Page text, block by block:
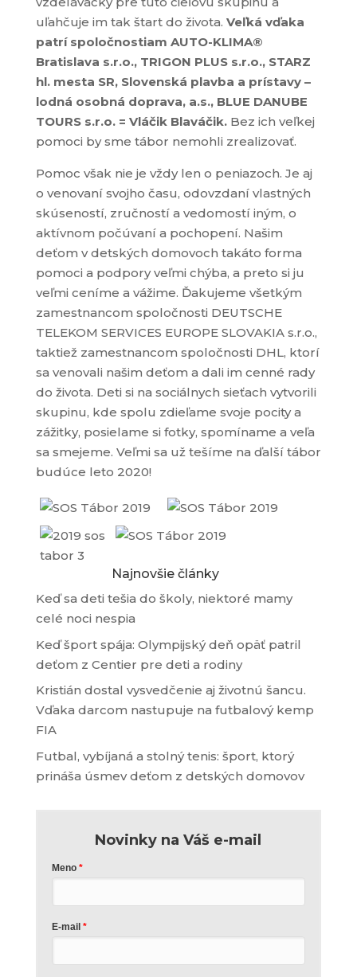
uľahčuje im tak štart do života. Veľká vďaka
patrí spoločnostiam AUTO-KLIMA®
Bratislava s.r.o., TRIGON PLUS s.r.o., STARZ
hl. mesta SR, Slovenská plavba a prístavy –
lodná osobná doprava, a.s., BLUE DANUBE
TOURS s.r.o. = Vláčik Blaváčik.Bez ich veľkej
pomoci by sme tábor nemohli zrealizovať.
Pomoc však nie je vždy len o peniazoch. Je aj
o venovaní svojho času, odovzdaní vlastných
skúseností, zručností a vedomostí iným, o
aktívnom počúvaní a pochopení. Našim
deťom v detských domovoch takáto forma
pomoci a podpory veľmi chýba, a preto si ju
veľmi ceníme a vážime. Ďakujeme všetkým
zamestnancom spoločnosti DEUTSCHE
TELEKOM SERVICES EUROPE SLOVAKIA s.r.o.,
taktiež zamestnancom spoločnosti DHL, ktorí
sa venovali našim deťom a dali im cenné rady
do života. Deti si na sociálnych sieťach vytvorili
skupinu, kde spolu zdieľame svoje pocity a
zážitky, posielame si fotky, spomíname a veľa
sa smejeme. Veľmi sa už tešíme na ďalší tábor
budúce leto 2020!
Najnovšie články
Keď sa deti tešia do školy, niektoré mamy
celé noci nespia
Keď šport spája: Olympijský deň opäť patril
deťom z Centier pre deti a rodiny
Kristián dostal vysvedčenie aj životnú šancu.
Vďaka darcom nastupuje na futbalový kemp
FIA
Futbal, vybíjaná a stolný tenis: šport, ktorý
prináša úsmev deťom z detských domovov
Novinky na Váš e-mail
Meno
E-mail